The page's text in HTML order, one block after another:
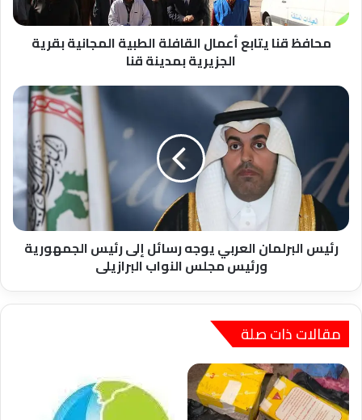
الجزيرية
بمدينةمحافظ قنا يتابع أعمال القافلة الطبية المجانية بقرية
الجزيرية بمدينة قنا
رئيس
يوجه
رسائل
إلى
رئيس
الجمهورية
ورئيس
مجلس
النواب
رئيس البرلمان العربي يوجه رسائل إلى رئيس الجمهورية
ورئيس مجلس النواب البرازيلى
مقالات ذات صلة